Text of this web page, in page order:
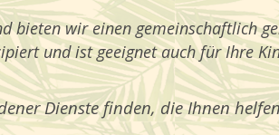
bieten wir einen gemeinschaftlich
und ist geeignet auch für Ihre
Dienste finden, die Ihnen